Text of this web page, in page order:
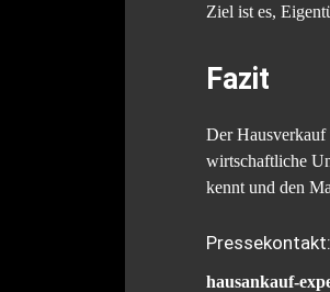
Ziel ist es,
Fazit
Der Hausverkauf
wirtschaftliche
kennt und den
Pressekontakt:
hausankauf-